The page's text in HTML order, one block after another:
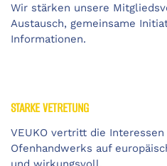
Wir stärken unsere
Austausch, gemeinsame
Informationen.
STARKE VETRETUNG
VEUKO vertritt die
Ofenhandwerks auf